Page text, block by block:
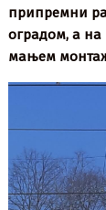
припремни
оградом, а
мањем